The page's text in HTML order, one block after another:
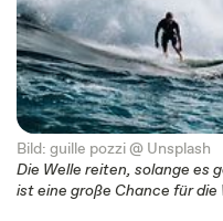
Bild: guille pozzi @ Unsplash
Die Welle reiten, solange es
ist eine große Chance für